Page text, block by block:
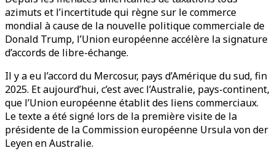
azimuts et l’incertitude qui règne sur le commerce
mondial à cause de la nouvelle politique commerciale de
Donald Trump, l’Union européenne accélère la signature
d’accords de libre-échange.
Il y a eu l’accord du Mercosur, pays d’Amérique du sud, fin
2025. Et aujourd’hui, c’est avec l’Australie, pays-continent,
que l’Union européenne établit des liens commerciaux.
Le texte a été signé lors de la première visite de la
présidente de la Commission européenne Ursula von der
Leyen en Australie.